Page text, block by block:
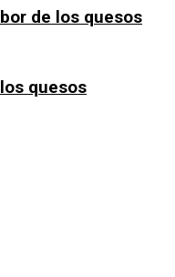
de los quesos
quesos